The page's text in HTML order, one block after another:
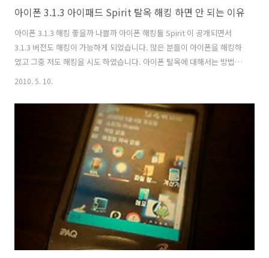
아이폰 3.1.3 아이패드 Spirit 탈옥 해킹 하면 안 되는 이유
아이폰 3.1.3 해킹 좋을까 나쁠까 아이폰 해킹툴 Spirit 이 공개되면서
3.1.3 버전도 해킹이 가능하게 되었습니다. 많은 분들이 아이폰을 해킹하
였고 그중 저도 해킹을 시도 하였습니다. 아이폰 탈옥에 대해서는 방법에
대해서도 많이 알고 있었지만 실제로 탈옥을 하면서 느낀점이 많아 블로
아이폰 해킹을 하면 좋지 않다? 일단 해킹을 한 아이폰의 경우 은행, 금융
어플이 동작하지 않습니다. 개인적으로 기업은행 어플, 동양종금 어플,
하나은행 어플 등 많은 은행어플이 오류를 나타내며 동작하지 않습니다.
[알림] 보안을 위해서 JaiBreak iPhone 또는 iPod Touch 에서는 실행
되지 않습니다. [알림] 해킹된 아이폰에서는 해당 ..
2010. 5. 10.